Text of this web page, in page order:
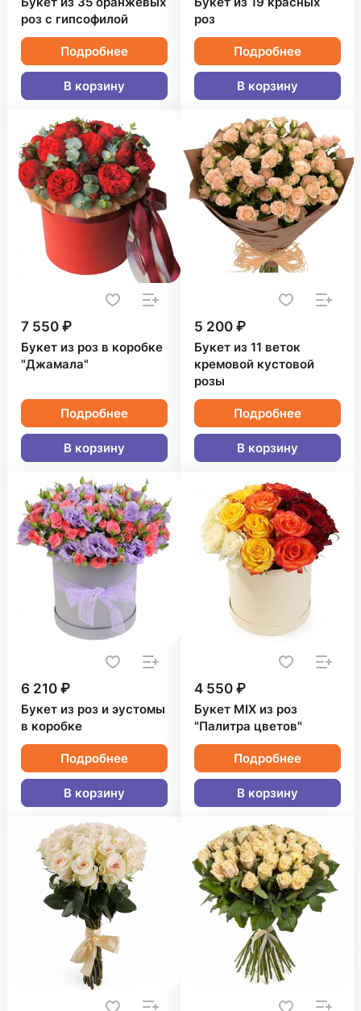
роз с гипсофилой
Подробнее
В корзину
роз
Подробнее
В корзину
7 550 ₽
Букет из роз в коробке
"Джамала"
Подробнее
В корзину
5 200 ₽
Букет из 11 веток
кремовой кустовой
розы
Подробнее
В корзину
6 210 ₽
Букет из роз и эустомы
в коробке
Подробнее
В корзину
4 550 ₽
Букет MIX из роз
"Палитра цветов"
Подробнее
В корзину